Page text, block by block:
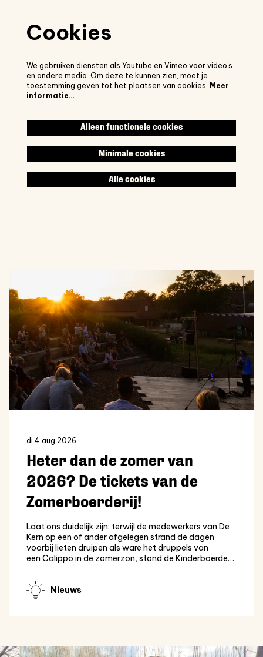
Cookies
We gebruiken diensten als Youtube en Vimeo voor video's
en andere media. Om deze te kunnen zien, moet je
toestemming geven tot het plaatsen van cookies. Meer
informatie…
Alleen functionele cookies
Minimale cookies
Alle cookies
di 4 aug 2026
Heter dan de zomer van
2026? De tickets van de
Zomerboerderij!
Laat ons duidelijk zijn: terwijl de medewerkers van De
Kern op een of ander afgelegen strand de dagen
voorbij lieten druipen als ware het druppels van
een Calippo in de zomerzon, stond de Kinderboerde…
Nieuws
Overslaan